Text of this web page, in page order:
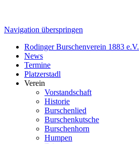
Navigation überspringen
Rodinger Burschenverein 1883 e.V.
News
Termine
Platzerstadl
Verein
Vorstandschaft
Historie
Burschenlied
Burschenkutsche
Burschenhorn
Humpen